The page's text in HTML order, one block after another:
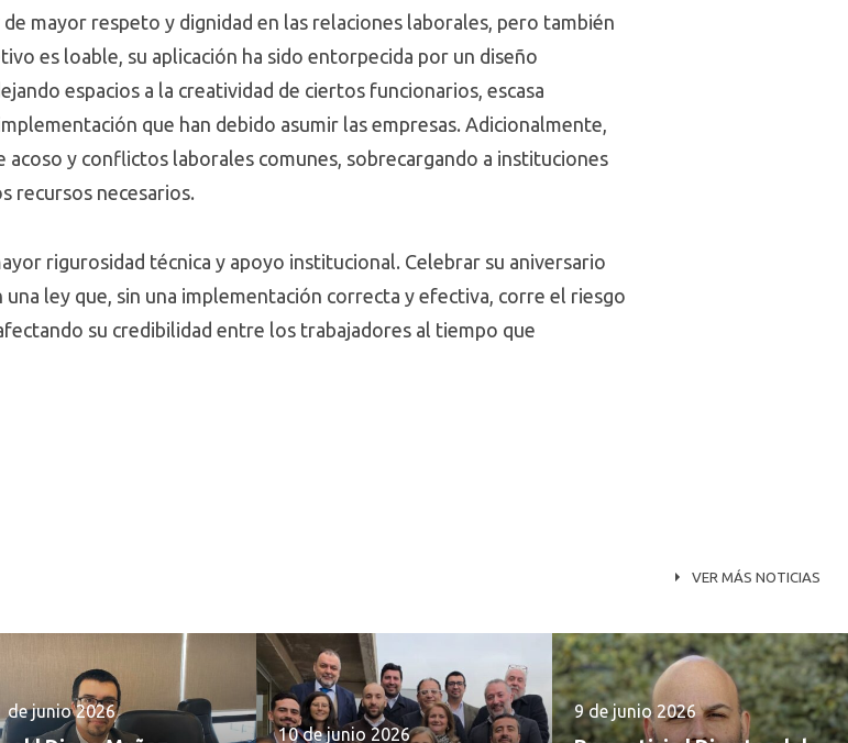
mayor respeto y dignidad en las relaciones laborales, pero también
es loable, su aplicación ha sido entorpecida por un diseño
espacios a la creatividad de ciertos funcionarios, escasa
que han debido asumir las empresas. Adicionalmente,
y conflictos laborales comunes, sobrecargando a instituciones
recursos necesarios.
rigurosidad técnica y apoyo institucional. Celebrar su aniversario
ley que, sin una implementación correcta y efectiva, corre el riesgo
su credibilidad entre los trabajadores al tiempo que
VER MÁS NOTICIAS
de junio 2026
10 de junio 2026
9 de junio 2026